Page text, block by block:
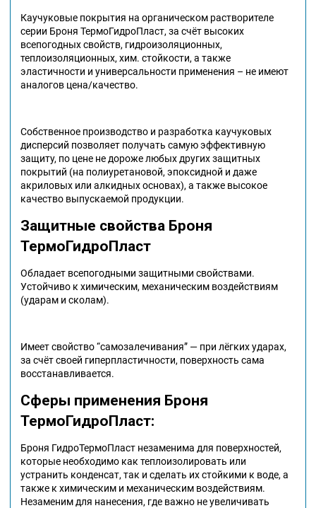
Каучуковые покрытия на органическом растворителе
серии Броня ТермоГидроПласт, за счёт высоких
всепогодных свойств, гидроизоляционных,
теплоизоляционных, хим. стойкости, а также
эластичности и универсальности применения – не имеют
аналогов цена/качество.
Собственное производство и разработка каучуковых
дисперсий позволяет получать самую эффективную
защиту, по цене не дороже любых других защитных
покрытий (на полиуретановой, эпоксидной и даже
акриловых или алкидных основах), а также высокое
качество выпускаемой продукции.
Защитные свойства Броня
ТермоГидроПласт
Обладает всепогодными защитными свойствами.
Устойчиво к химическим, механическим воздействиям
(ударам и сколам).
Имеет свойство “самозалечивания” — при лёгких ударах,
за счёт своей гиперпластичности, поверхность сама
восстанавливается.
Сферы применения Броня
ТермоГидроПласт:
Броня ГидроТермоПласт незаменима для поверхностей,
которые необходимо как теплоизолировать или
устранить конденсат, так и сделать их стойкими к воде, а
также к химическим и механическим воздействиям.
Незаменим для нанесения, где важно не увеличивать